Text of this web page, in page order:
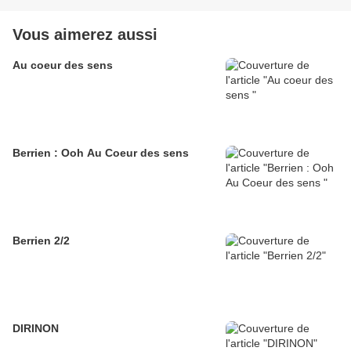
Vous aimerez aussi
Au coeur des sens
Berrien : Ooh Au Coeur des sens
Berrien 2/2
DIRINON